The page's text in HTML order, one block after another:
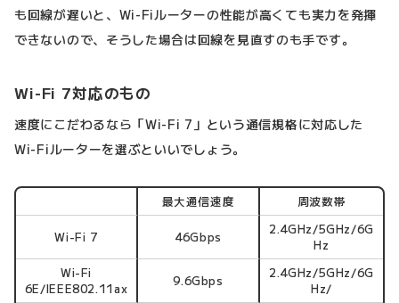
も回線が遅いと、Wi-Fiルーターの性能が高くても実力を発揮
できないので、そうした場合は回線を見直すのも手です。
Wi-Fi 7対応のもの
速度にこだわるなら「Wi-Fi 7」という通信規格に対応した
Wi-Fiルーターを選ぶといいでしょう。
最大通信速度 周波数帯
Wi-Fi 7 46Gbps
2.4GHz/5GHz/6G
Hz
Wi-Fi
6E/IEEE802.11ax
9.6Gbps
2.4GHz/5GHz/6G
Hz/